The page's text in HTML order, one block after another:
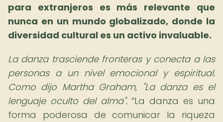
para extranjeros es más relevante que
nunca en un mundo globalizado, donde la
diversidad cultural es un activo invaluable.
La danza trasciende fronteras y conecta a las
personas a un nivel emocional y espiritual.
Como dijo Martha Graham, "La danza es el
lenguaje oculto del alma".
La danza es una
forma poderosa de comunicar la riqueza